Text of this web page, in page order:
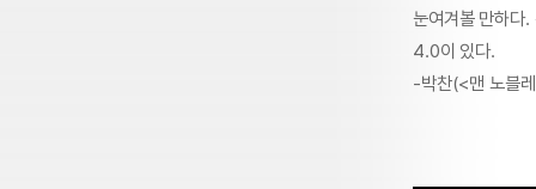
눈여겨볼 만하다
4.0이 있다.
-박찬(<맨 노블